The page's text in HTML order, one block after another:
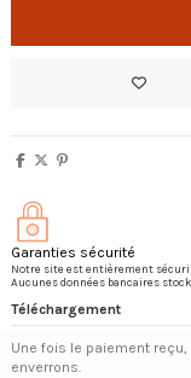
Garanties sécurité
Notre site est entièrement
Aucunes données bancaires
Téléchargement
Une fois le paiement
enverrons.